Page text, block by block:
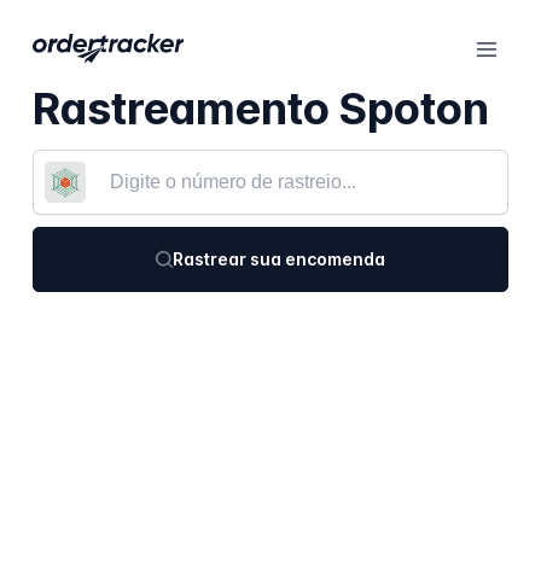
Rastreamento Spoton
Rastrear sua encomenda